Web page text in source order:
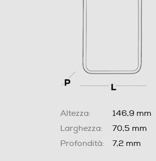
Altezza:
146,9 mm
Larghezza:
70,5 mm
Profondità:
7,2 mm